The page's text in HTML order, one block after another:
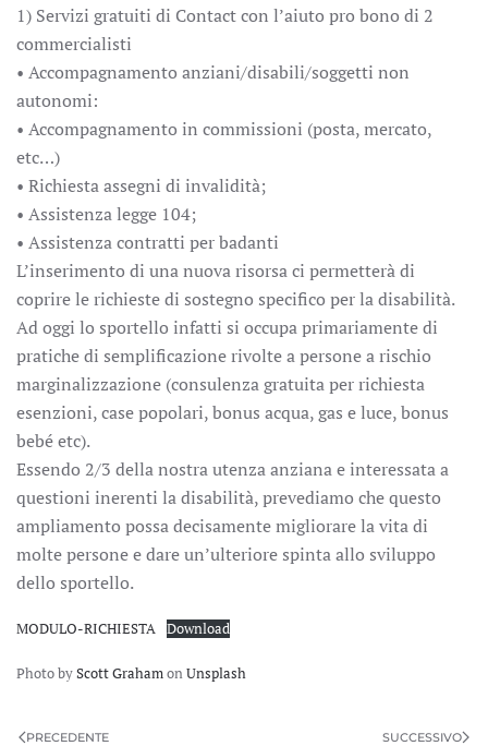
1) Servizi gratuiti di Contact con l’aiuto pro bono di 2
commercialisti
• Accompagnamento anziani/disabili/soggetti non
autonomi:
• Accompagnamento in commissioni (posta, mercato,
etc…)
• Richiesta assegni di invalidità;
• Assistenza legge 104;
• Assistenza contratti per badanti
L’inserimento di una nuova risorsa ci permetterà di
coprire le richieste di sostegno specifico per la disabilità.
Ad oggi lo sportello infatti si occupa primariamente di
pratiche di semplificazione rivolte a persone a rischio
marginalizzazione (consulenza gratuita per richiesta
esenzioni, case popolari, bonus acqua, gas e luce, bonus
bebé etc).
Essendo 2/3 della nostra utenza anziana e interessata a
questioni inerenti la disabilità, prevediamo che questo
ampliamento possa decisamente migliorare la vita di
molte persone e dare un’ulteriore spinta allo sviluppo
dello sportello.
MODULO-RICHIESTA Download
Photo byScott GrahamonUnsplash
PRECEDENTE SUCCESSIVO